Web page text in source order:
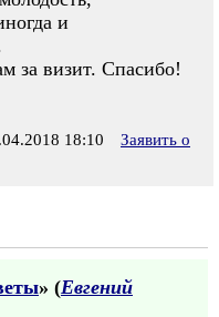
и
за визит. Спасибо!
18:10
Заявить о
» (Евгений